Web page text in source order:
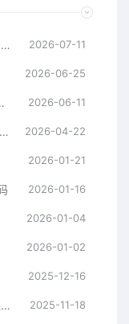
Trove 付费资源社区源码 + 个人博客 + 短视频 APP 支持 AI 大模型多支付多存储 2026-07-11
2026-06-25
带流量主 2026-06-11
全开源装修小程序带uniapp源码fastadmin 2026-04-22
2026-01-21
2026-01-16
2026-01-04
2026-01-02
2025-12-16
【全开源】跑腿小程序系统源码/智能派单/系统派单/同城配送/校园跑腿/预约取件/用户端 2025-11-18